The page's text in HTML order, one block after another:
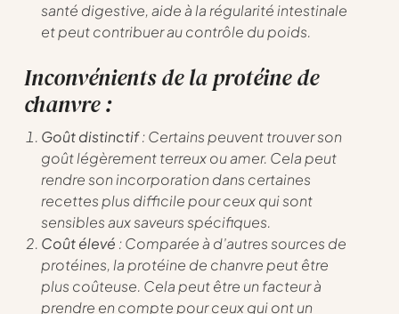
santé digestive, aide à la régularité intestinale
et peut contribuer au contrôle du poids.
Inconvénients de la protéine de
chanvre :
Goût distinctif: Certains peuvent trouver son
goût légèrement terreux ou amer. Cela peut
rendre son incorporation dans certaines
recettes plus difficile pour ceux qui sont
sensibles aux saveurs spécifiques.
Coût élevé : Comparée à d’autres sources de
protéines, la protéine de chanvre peut être
plus coûteuse. Cela peut être un facteur à
prendre en compte pour ceux qui ont un